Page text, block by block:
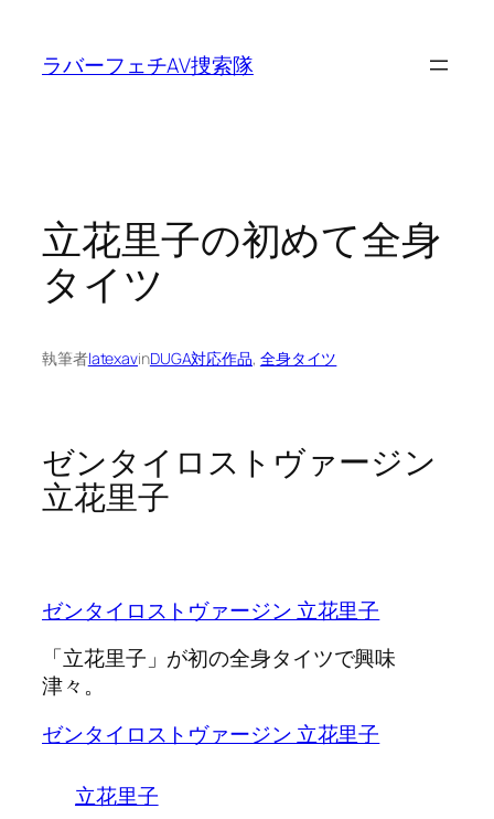
ラバーフェチAV捜索隊
立花里子の初めて全身
タイツ
執筆者latexavinDUGA対応作品, 全身タイツ
ゼンタイロストヴァージン
立花里子
ゼンタイロストヴァージン 立花里子
「立花里子」が初の全身タイツで興味
津々。
ゼンタイロストヴァージン 立花里子
立花里子